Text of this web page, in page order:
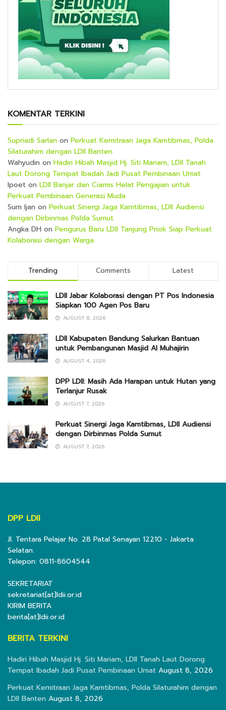
KOMENTAR TERKINI
Supriadi Sarlan on Perkuat Kemitraan Jaga Kamtibmas, Polda
Silaturahim dengan LDII Banten
Wahyudin on Hadiri Hibah Masjid Hj. Siti Mariam, LDII Tanah
Laut Dorong Tempat Ibadah Jadi Pusat Pembinaan Umat
Ipoet on LDII Banjar dan Ciamis Helat Pengajian untuk
Perkuat Pembinaan Generasi Muda
Sum Ijan on Perkuat Sinergi Jaga Kamtibmas, LDII Audiensi
dengan Dirbinmas Polda Sumut
Angka DH on Pengurus Baru LDII Tanjung Priok Siap Perkuat
Kolaborasi dengan Warga
Trending Comments Latest
LDII Jabar Kolaborasi dengan PT Pos Indonesia
Siapkan 100 Agen Pos Baru
AUGUST 8, 2026
LDII Kabupaten Bandung Salurkan Bantuan
untuk Pembangunan Masjid Al Muhajirin
AUGUST 4, 2026
DPP LDII: Masih Ada Harapan untuk Hutan yang
Terlanjur Rusak
AUGUST 7, 2026
Perkuat Sinergi Jaga Kamtibmas, LDII Audiensi
dengan Dirbinmas Polda Sumut
AUGUST 7, 2026
DPP LDII
Jl. Tentara Pelajar No. 28 Patal Senayan 12210 - Jakarta
Selatan.
Telepon: 0811-8604544
SEKRETARIAT
sekretariat[at]ldii.or.id
KIRIM BERITA
berita[at]ldii.or.id
BERITA TERKINI
Hadiri Hibah Masjid Hj. Siti Mariam, LDII Tanah Laut Dorong
Tempat Ibadah Jadi Pusat Pembinaan Umat August 8, 2026
Perkuat Kemitraan Jaga Kamtibmas, Polda Silaturahim dengan
LDII Banten August 8, 2026